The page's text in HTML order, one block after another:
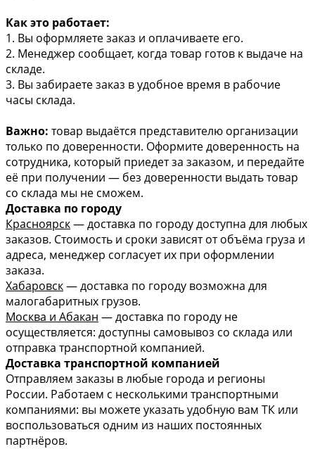
Как это работает:
1. Вы оформляете заказ и оплачиваете его.
2. Менеджер сообщает, когда товар готов к выдаче на
складе.
3. Вы забираете заказ в удобное время в рабочие
часы склада.
Важно: товар выдаётся представителю организации
только по доверенности. Оформите доверенность на
сотрудника, который приедет за заказом, и передайте
её при получении — без доверенности выдать товар
со склада мы не сможем.
Доставка по городу
Красноярск— доставка по городу доступна для любых
заказов. Стоимость и сроки зависят от объёма груза и
адреса, менеджер согласует их при оформлении
заказа.
Хабаровск— доставка по городу возможна для
малогабаритных грузов.
Москва и Абакан — доставка по городу не
осуществляется: доступны самовывоз со склада или
отправка транспортной компанией.
Доставка транспортной компанией
Отправляем заказы в любые города и регионы
России. Работаем с несколькими транспортными
компаниями: вы можете указать удобную вам ТК или
воспользоваться одним из наших постоянных
партнёров.